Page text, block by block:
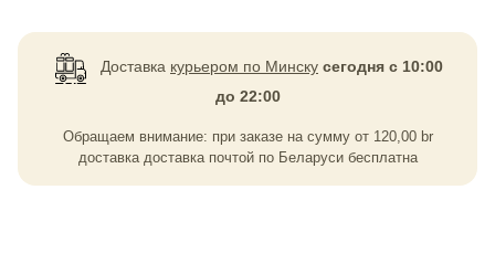
Доставка курьером по Минску сегодня с 10:00
до 22:00
Обращаем внимание: при заказе на сумму от 120,00 br
доставка доставка почтой по Беларуси бесплатна